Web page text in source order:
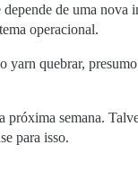
de uma nova
operacional.
yarn quebrar,
próxima semana.
para isso.